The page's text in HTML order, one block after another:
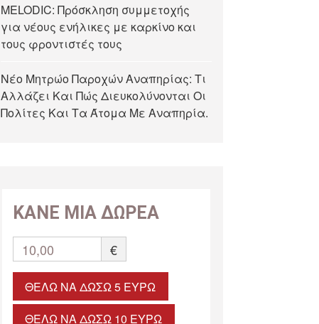
MELODIC: Πρόσκληση συμμετοχής
για νέους ενήλικες με καρκίνο και
τους φροντιστές τους
Νέο Μητρώο Παροχών Αναπηρίας: Τι
Αλλάζει Και Πώς Διευκολύνονται Οι
Πολίτες Και Τα Άτομα Με Αναπηρία.
ΚΑΝΕ ΜΙΑ ΔΩΡΕΑ
10,00 €
ΘΈΛΩ ΝΑ ΔΏΣΩ 5 ΕΥΡΏ
ΘΈΛΩ ΝΑ ΔΏΣΩ 10 ΕΥΡΏ